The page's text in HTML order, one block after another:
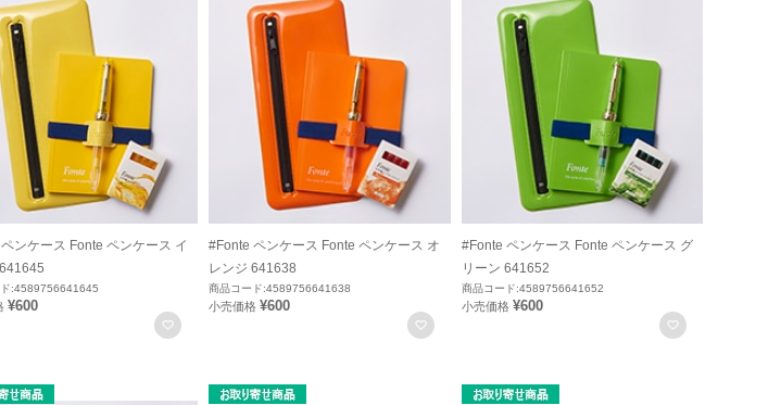
登録
ンケース Fonte ペンケース イ
:4589756641645
¥600
#Fonte ペンケース Fonte ペンケース オ
レンジ 641638
商品コード:4589756641638
小売価格 ¥600
お気に入りに登録
#Fonte ペンケース Fonte ペンケース グ
リーン 641652
商品コード:4589756641652
小売価格 ¥600